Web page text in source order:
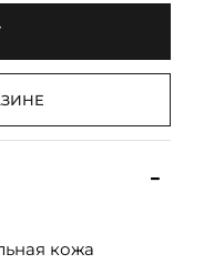
кожа